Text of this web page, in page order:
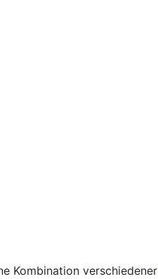
Kombination verschiedener